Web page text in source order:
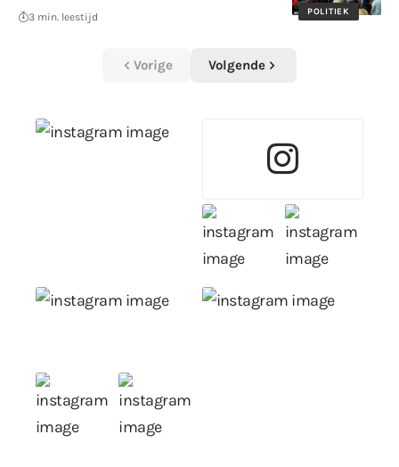
POLITIEK
3 min. leestijd
Vorige Volgende